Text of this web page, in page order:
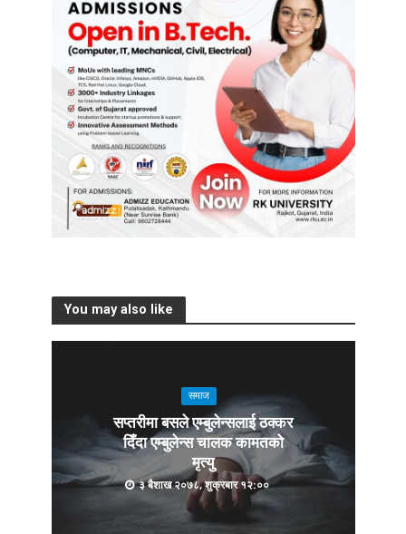
You may also like
समाज
सप्तरीमा बसले एम्बुलेन्सलाई ठक्कर
दिँदा एम्बुलेन्स चालक कामतको
मृत्यु
३ बैशाख २०७८, शुक्रबार १२:००